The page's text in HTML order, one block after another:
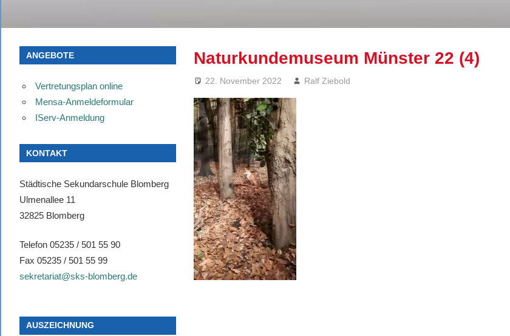
Naturkundemuseum Münster 22 (4)
22. November 2022 Ralf Ziebold
ANGEBOTE
Vertretungsplan online
Mensa-Anmeldeformular
IServ-Anmeldung
KONTAKT
Städtische Sekundarschule Blomberg
Ulmenallee 11
32825 Blomberg
Telefon 05235 / 501 55 90
Fax 05235 / 501 55 99
sekretariat@sks-blomberg.de
AUSZEICHNUNG